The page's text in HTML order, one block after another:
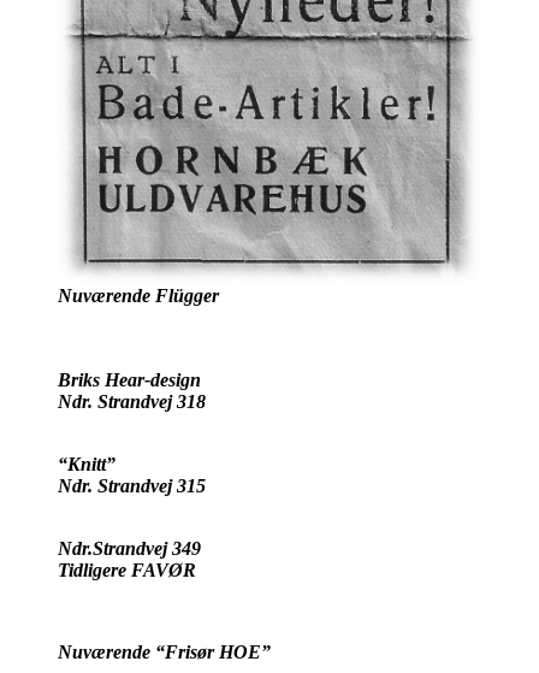
Nuværende Flügger
Briks Hear-design
Ndr. Strandvej 318
“Knitt”
Ndr. Strandvej 315
Ndr.Strandvej 349
Tidligere FAVØR
Nuværende “Frisør HOE”